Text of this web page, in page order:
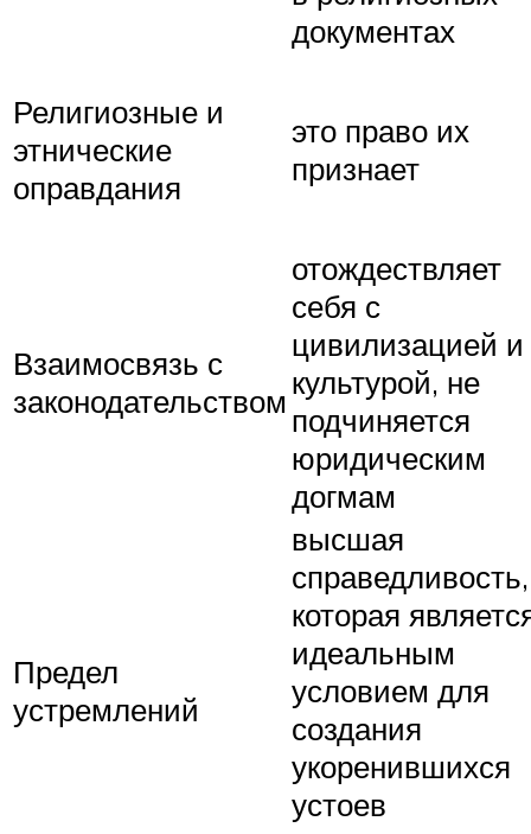
документах
Религиозные и
этнические
оправдания
это право их
признает
Взаимосвязь с
законодательством
отождествляет
себя с
цивилизацией и
культурой, не
подчиняется
юридическим
догмам
Предел
устремлений
высшая
справедливость,
которая
идеальным
условием для
создания
укоренившихся
устоев